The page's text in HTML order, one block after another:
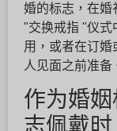
婚的标志，在婚
"交换戒指 "仪式
用，或者在订婚
人见面之前准备
作为婚姻
志佩戴时